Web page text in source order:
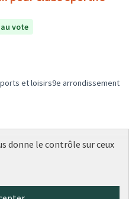
vote
les résultats de la catégorie :
et loisirsFiltrer les résultats
9e arrondissement
donne le contrôle sur ceux